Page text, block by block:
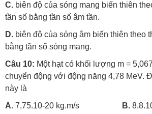
C. biên độ của sóng mang biến thiên
tần số bằng tần số âm tần.
D. biên độ của sóng âm biến thiên theo
bằng tần số sóng mang.
Câu 10: Một hạt có khối lượng m =
chuyển động với động năng 4,78 MeV.
này là
A. 7,75.10-20 kg.m/s B.